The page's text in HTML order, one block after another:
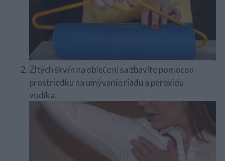
Žltých škvŕn na oblečení sa zbavíte pomocou
prostriedku na umývanie riadu a peroxidu
vodíka.